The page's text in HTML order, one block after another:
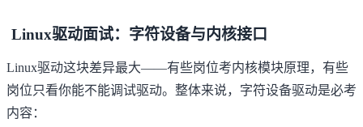
Linux驱动面试：字符设备与内核接口
Linux驱动这块差异最大——有些岗位考内核模块原理，有些
岗位只看你能不能调试驱动。整体来说，字符设备驱动是必考
内容：